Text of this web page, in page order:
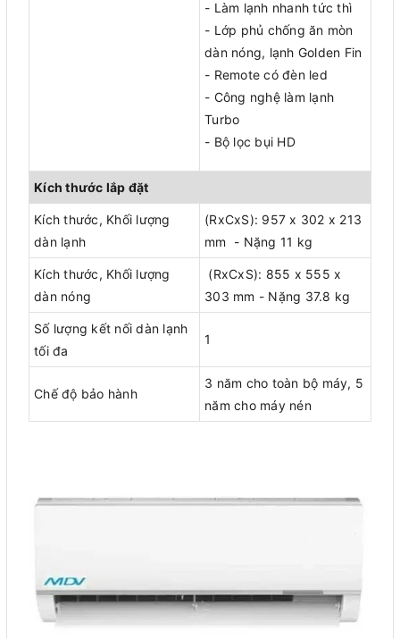
- Làm lạnh nhanh tức thì
- Lớp phủ chống ăn mòn
dàn nóng, lạnh Golden Fin
- Remote có đèn led
- Công nghệ làm lạnh
Turbo
- Bộ lọc bụi HD
Kích thước lắp đặt
Kích thước, Khối lượng
dàn lạnh
(RxCxS): 957 x 302 x 213
mm - Nặng 11 kg
Kích thước, Khối lượng
dàn nóng
(RxCxS): 855 x 555 x
303 mm - Nặng 37.8 kg
Số lượng kết nối dàn lạnh
tối đa
1
Chế độ bảo hành
3 năm cho toàn bộ máy, 5
năm cho máy nén